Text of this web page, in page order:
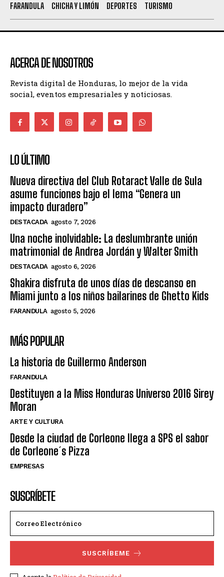
FARANDULA
CHICHA Y LIMÓN DEPORTES TURISMO
ACERCA DE NOSOTROS
Revista digital de Honduras, lo mejor de la vida
social, eventos empresariales y noticiosas.
LO ÚLTIMO
Nueva directiva del Club Rotaract Valle de Sula
asume funciones bajo el lema “Genera un
impacto duradero”
DESTACADA agosto 7, 2026
Una noche inolvidable: La deslumbrante unión
matrimonial de Andrea Jordán y Walter Smith
DESTACADA agosto 6, 2026
Shakira disfruta de unos días de descanso en
Miami junto a los niños bailarines de Ghetto Kids
FARANDULA agosto 5, 2026
MÁS POPULAR
La historia de Guillermo Anderson
FARANDULA
Destituyen a la Miss Honduras Universo 2016 Sirey
Moran
ARTE Y CULTURA
Desde la ciudad de Corleone llega a SPS el sabor
de Corleone´s Pizza
EMPRESAS
SUSCRÍBETE
SUSCRÍBEME